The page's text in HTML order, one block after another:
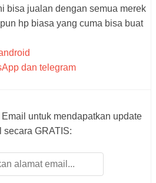
bisa jualan dengan semua merek
hp biasa yang cuma bisa buat
dan telegram
untuk mendapatkan update
secara GRATIS: